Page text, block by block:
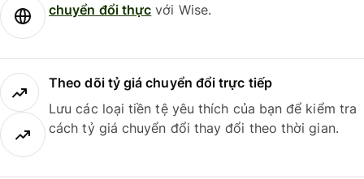
chuyển đổi thực với Wise.
Theo dõi tỷ giá chuyển đổi trực tiếp
Lưu các loại tiền tệ yêu thích của bạn để kiểm tra
cách tỷ giá chuyển đổi thay đổi theo thời gian.